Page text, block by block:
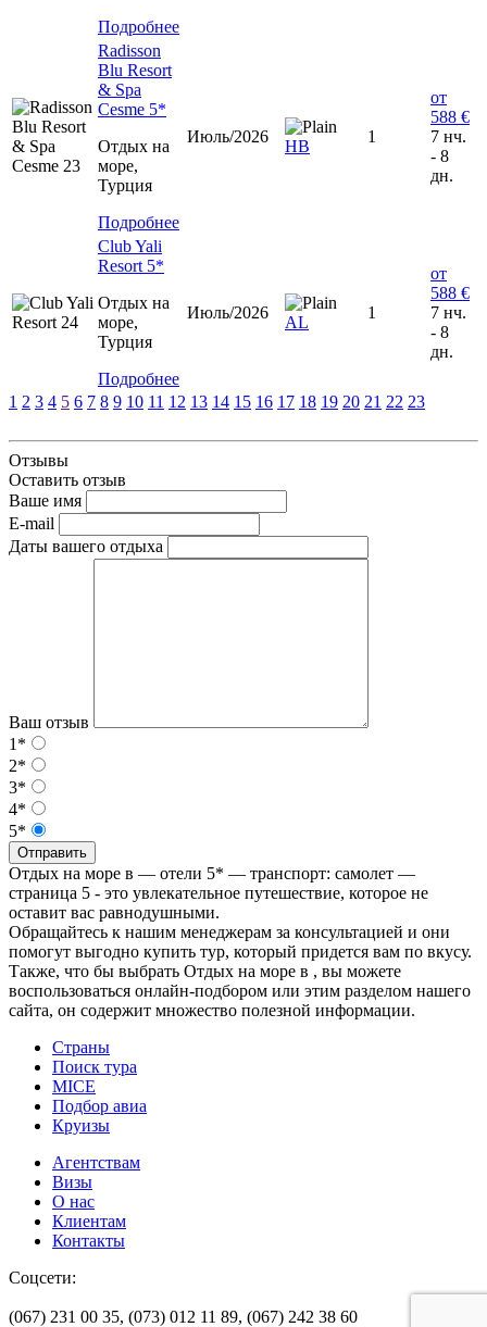
Подробнее
Radisson
Blu Resort
& Spa
Cesme 5*
Отдых на
море,
Турция
Подробнее
Июль/2026
HB
1
от
588 €
7 нч.
- 8
дн.
Club Yali
Resort 5*
Отдых на
море,
Турция
Подробнее
Июль/2026
AL
1
от
588 €
7 нч.
- 8
дн.
1 2 3 4 5 6 7 8 9 10 11 12 13 14 15 16 17 18 19 20 21 22 23
Отзывы
Оставить отзыв
Ваше имя
E-mail
Даты вашего отдыха
Ваш отзыв
1*
2*
3*
4*
5*
Отправить
Отдых на море в — отели 5* — транспорт: самолет —
страница 5 - это увлекательное путешествие, которое не
оставит вас равнодушными.
Обращайтесь к нашим менеджерам за консультацией и они
помогут выгодно купить тур, который придется вам по вкусу.
Также, что бы выбрать Отдых на море в , вы можете
воспользоваться онлайн-подбором или этим разделом нашего
сайта, он содержит множество полезной информации.
Страны
Поиск тура
MICE
Подбор авиа
Круизы
Агентствам
Визы
О нас
Клиентам
Контакты
Соцсети:
(067) 231 00 35, (073) 012 11 89, (067) 242 38 60